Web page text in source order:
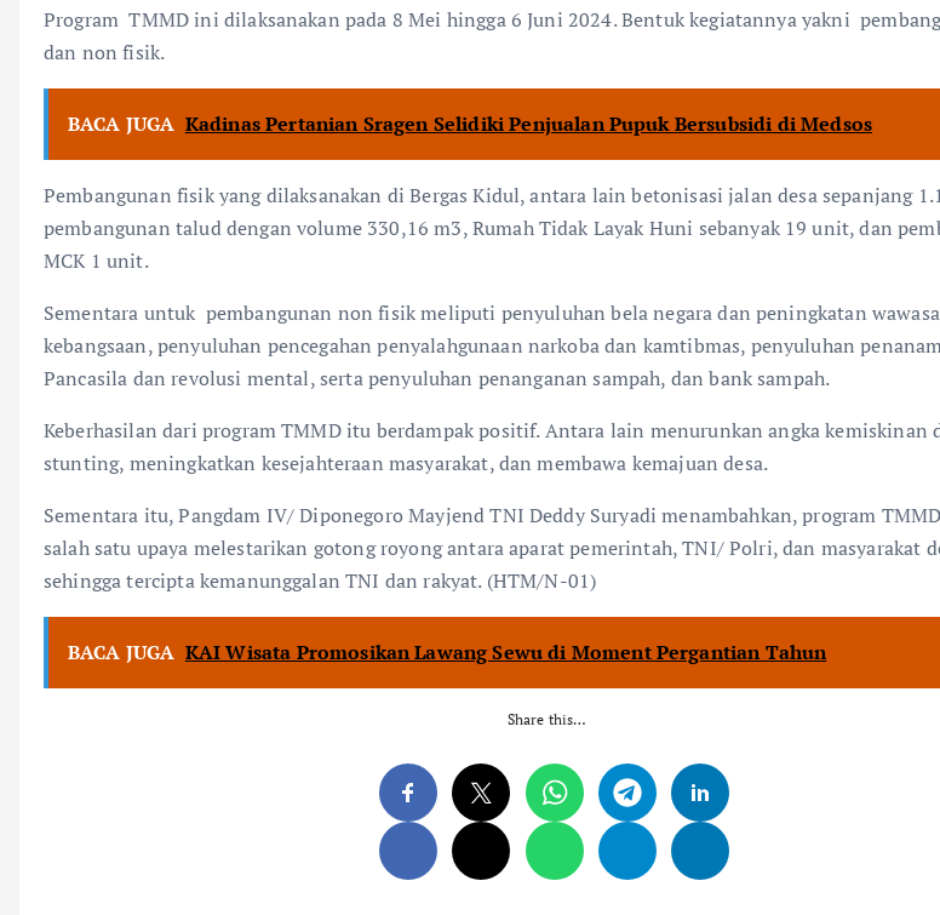
Program TMMD ini dilaksanakan pada 8 Mei hingga 6 Juni 2024. Bentuk kegiatannya yakni
dan non fisik.
BACA JUGA Kadinas Pertanian Sragen Selidiki Penjualan Pupuk Bersubsidi di Medsos
Pembangunan fisik yang dilaksanakan di Bergas Kidul, antara lain betonisasi jalan desa sepanjang
pembangunan talud dengan volume 330,16 m3, Rumah Tidak Layak Huni sebanyak 19 unit, dan
MCK 1 unit.
Sementara untuk pembangunan non fisik meliputi penyuluhan bela negara dan peningkatan
kebangsaan, penyuluhan pencegahan penyalahgunaan narkoba dan kamtibmas, penyuluhan
Pancasila dan revolusi mental, serta penyuluhan penanganan sampah, dan bank sampah.
Keberhasilan dari program TMMD itu berdampak positif. Antara lain menurunkan angka kemiskinan
stunting, meningkatkan kesejahteraan masyarakat, dan membawa kemajuan desa.
Sementara itu, Pangdam IV/ Diponegoro Mayjend TNI Deddy Suryadi menambahkan, program
salah satu upaya melestarikan gotong royong antara aparat pemerintah, TNI/ Polri, dan masyarakat
sehingga tercipta kemanunggalan TNI dan rakyat. (HTM/N-01)
BACA JUGA KAI Wisata Promosikan Lawang Sewu di Moment Pergantian Tahun
Share this…